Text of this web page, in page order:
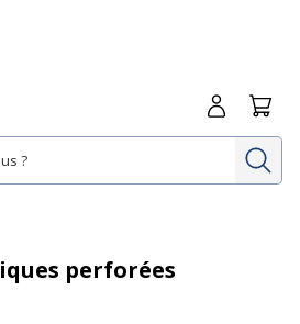
Me
perforées